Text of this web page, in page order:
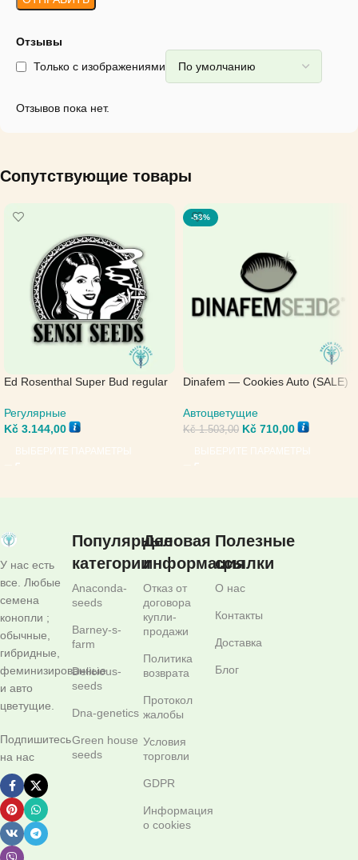
Отзывы
Только с изображениями
Отзывов пока нет.
Сопутствующие товары
Ed Rosenthal Super Bud regular
Регулярные
Kč 3.144,00
-53%
Dinafem — Cookies Auto (SALE)
Автоцветущие
Kč1.503,00 Kč 710,00
ВЫБЕРИТЕ ПАРАМЕТРЫ
У нас есть
все. Любые
семена
конопли ;
обычные,
гибридные,
феминизированные
и авто
цветущие.
Подпишитесь
на нас
Популярные
категории
Anaconda-
seeds
Barney-s-
farm
Delicious-
seeds
Dna-genetics
Green house
seeds
Деловая
информация
Отказ от
договора
купли-
продажи
Политика
возврата
Протокол
жалобы
Условия
торговли
GDPR
Информация
о cookies
Полезные
ссылки
О нас
Контакты
Доставка
Блог